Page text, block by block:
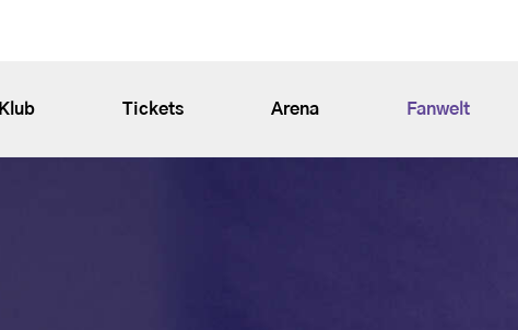
Klub Tickets Arena Fanwelt